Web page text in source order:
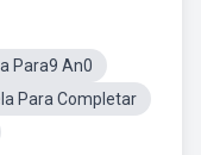
Para9 An0
Para Completar